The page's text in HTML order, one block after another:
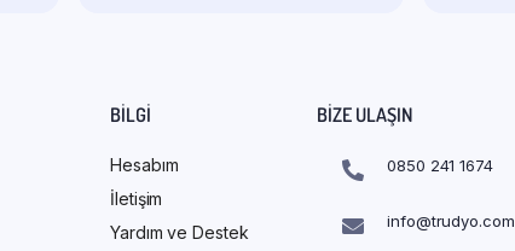
BILGI
Hesabım
İletişim
Yardım ve Destek
BIZE ULAŞIN
0850 241 1674
info@trudyo.com